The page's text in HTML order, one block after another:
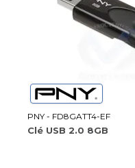
PNY - FD8GATT4-EF
Clé USB 2.0 8GB